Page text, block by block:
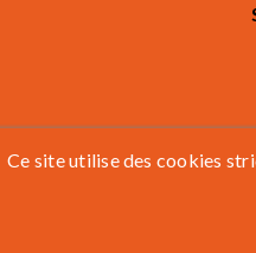
Ce site utilise des cookies